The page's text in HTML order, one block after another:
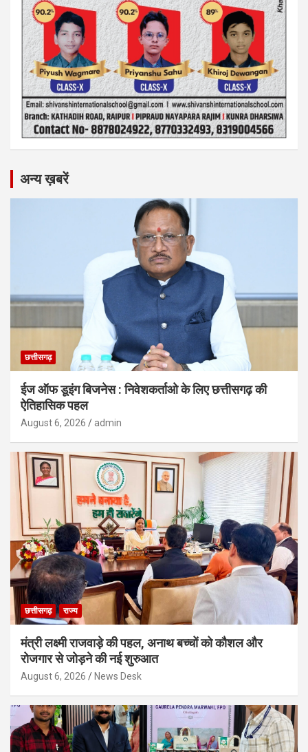
अन्य ख़बरें
छत्तीसगढ़
ईज ऑफ डूइंग बिजनेस : निवेशकर्ताओ के लिए छत्तीसगढ़ की
ऐतिहासिक पहल
August 6, 2026 admin
छत्तीसगढ़ राज्य
मंत्री लक्ष्मी राजवाड़े की पहल, अनाथ बच्चों को कौशल और
रोजगार से जोड़ने की नई शुरुआत
August 6, 2026 News Desk